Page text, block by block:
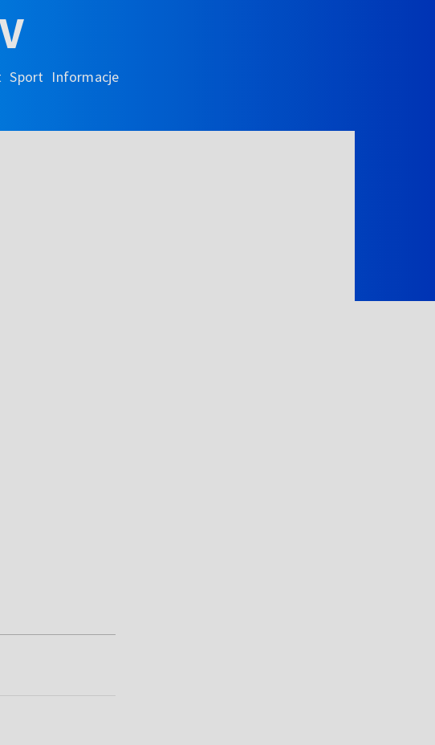
Sport Informacje